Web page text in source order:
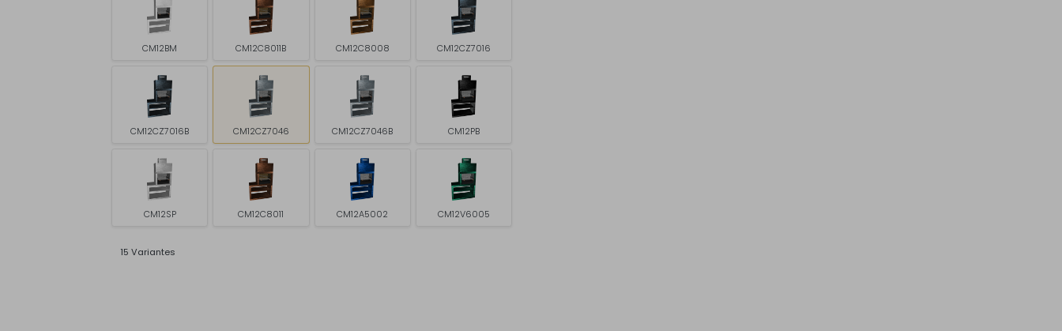
CM12BM CM12C8011B CM12C8008 CM12CZ7016
CM12CZ7016B CM12CZ7046 CM12CZ7046B CM12PB
CM12SP CM12C8011 CM12A5002 CM12V6005
15 Variantes